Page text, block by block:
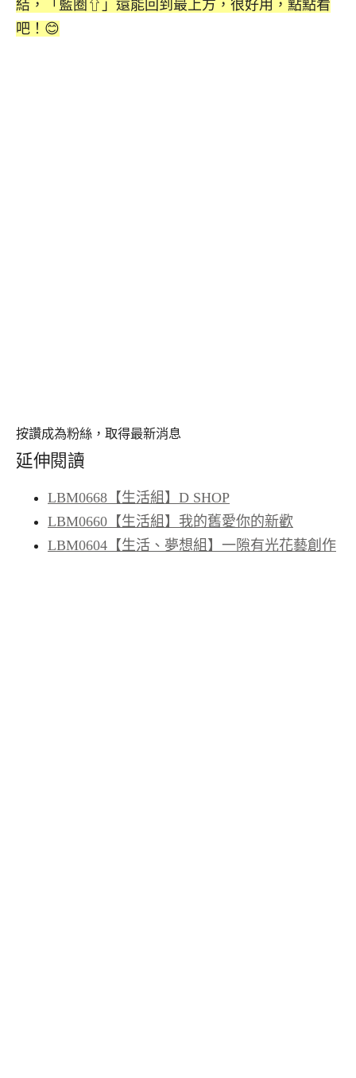
結，「藍圈⇧」還能回到最上方，很好用，點點看
吧！😊
按讚成為粉絲，取得最新消息
延伸閱讀
LBM0668【生活組】D SHOP
LBM0660【生活組】我的舊愛你的新歡
LBM0604【生活、夢想組】一隙有光花藝創作